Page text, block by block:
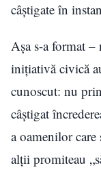
câștigate în
Așa s-a format
inițiativă civică
cunoscut: nu
câștigat
a oamenilor care
alții promiteau